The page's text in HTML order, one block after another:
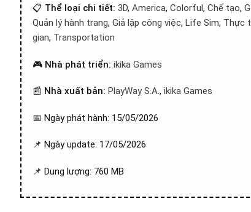
📋 Thể loại chi tiết: 3D, America, Colorful, Chế tạo,
Quản lý hành trang, Giả lập công việc, Life Sim, Thực
gian, Transportation
🎮 Nhà phát triển: ikika Games
📰 Nhà xuất bản: PlayWay S.A., ikika Games
📅 Ngày phát hành: 15/05/2026
📌 Ngày update: 17/05/2026
📌 Dung lượng: 760 MB